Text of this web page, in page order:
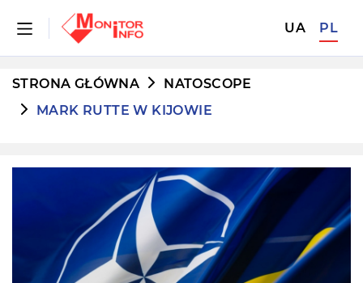
UA PL
STRONA GŁÓWNA
NATOSCOPE
MARK RUTTE W KIJOWIE